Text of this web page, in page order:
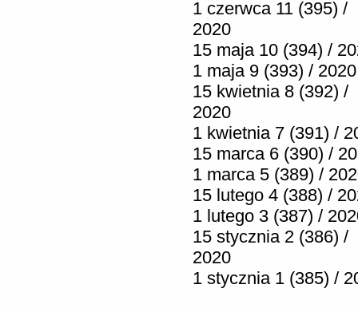
1 czerwca 11 (395) /
2020
15 maja 10 (394) /
1 maja 9 (393) / 2020
15 kwietnia 8 (392) /
2020
1 kwietnia 7 (391) /
15 marca 6 (390) /
1 marca 5 (389) /
15 lutego 4 (388) /
1 lutego 3 (387) /
15 stycznia 2 (386) /
2020
1 stycznia 1 (385) /